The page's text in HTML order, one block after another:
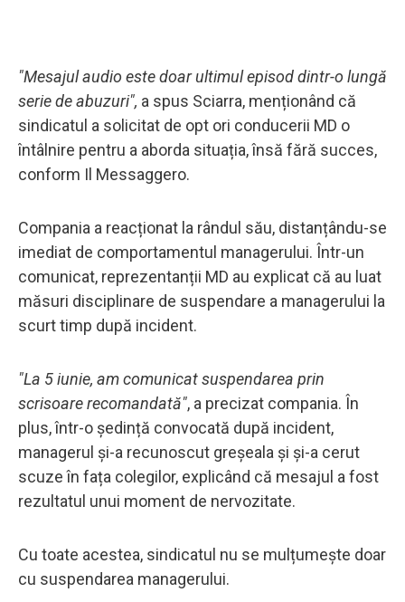
"Mesajul audio este doar ultimul episod dintr-o lungă
serie de abuzuri", a spus Sciarra, menționând că
sindicatul a solicitat de opt ori conducerii MD o
întâlnire pentru a aborda situația, însă fără succes,
conform Il Messaggero.
Compania a reacționat la rândul său, distanțându-se
imediat de comportamentul managerului. Într-un
comunicat, reprezentanții MD au explicat că au luat
măsuri disciplinare de suspendare a managerului la
scurt timp după incident.
"La 5 iunie, am comunicat suspendarea prin
scrisoare recomandată", a precizat compania. În
plus, într-o ședință convocată după incident,
managerul și-a recunoscut greșeala și și-a cerut
scuze în fața colegilor, explicând că mesajul a fost
rezultatul unui moment de nervozitate.
Cu toate acestea, sindicatul nu se mulțumește doar
cu suspendarea managerului.